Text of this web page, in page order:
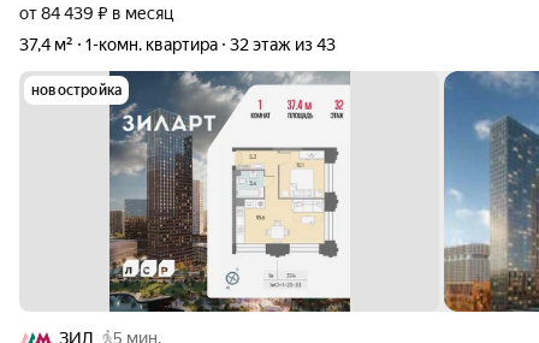
от 84 439 ₽ в месяц
37,4 м²
1-комн. квартира 32 этаж из 43
новостройка
ЗИЛ 5 мин.